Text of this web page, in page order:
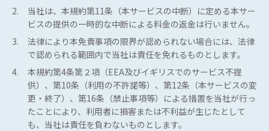
2.
当社は、本規約第11条（本サービスの中断）に定める本サー
ビスの提供の一時的な中断による料金の返金は行いません。
3.
法律により本免責事項の限界が認められない場合には、法律
で認められる範囲内で当社は責任を免れるものとします。
4.
本規約第4条第２項（EEA及びイギリスでのサービス不提
供）、第10条（利用の不許諾等）、第12条（本サービスの変
更・終了）、第16条（禁止事項等）による措置を当社が行っ
たことにより、利用者に損害または不利益が生じたとして
も、当社は責任を負わないものとします。